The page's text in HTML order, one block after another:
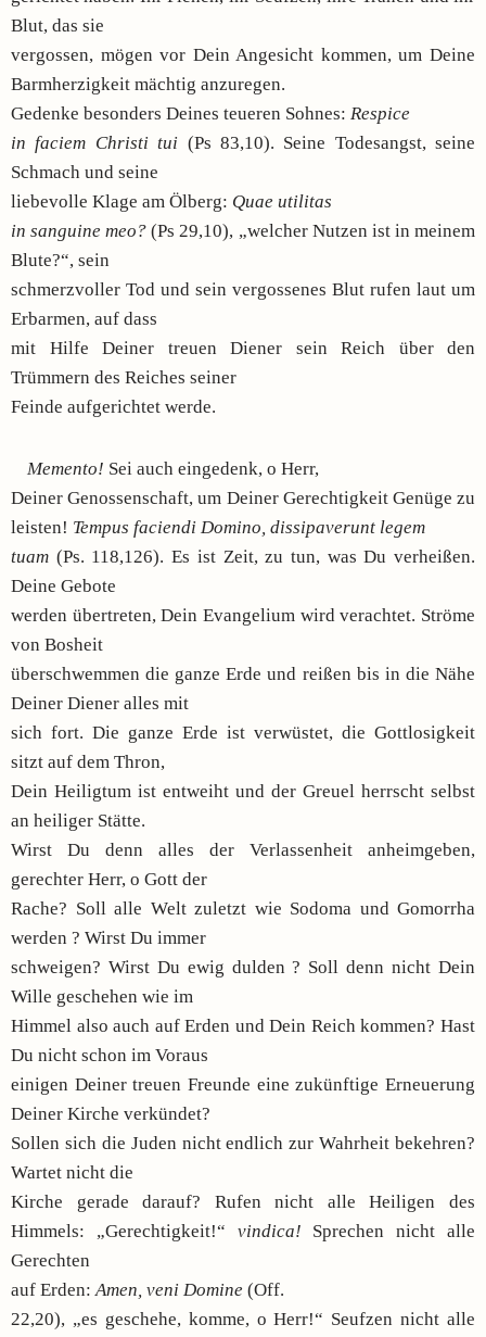
Blut, das sie
vergossen, mögen vor Dein Angesicht kommen, um Deine
Barmherzigkeit mächtig anzuregen.
Gedenke besonders Deines teueren Sohnes: Respice
in faciem Christi tui (Ps 83,10). Seine Todesangst, seine
Schmach und seine
liebevolle Klage am Ölberg: Quae utilitas
in sanguine meo? (Ps 29,10), „welcher Nutzen ist in meinem
Blute?“, sein
schmerzvoller Tod und sein vergossenes Blut rufen laut um
Erbarmen, auf dass
mit Hilfe Deiner treuen Diener sein Reich über den
Trümmern des Reiches seiner
Feinde aufgerichtet werde.
Memento! Sei auch eingedenk, o Herr,
Deiner Genossenschaft, um Deiner Gerechtigkeit Genüge zu
leisten! Tempus faciendi Domino, dissipaverunt legem
tuam (Ps. 118,126). Es ist Zeit, zu tun, was Du verheißen.
Deine Gebote
werden übertreten, Dein Evangelium wird verachtet. Ströme
von Bosheit
überschwemmen die ganze Erde und reißen bis in die Nähe
Deiner Diener alles mit
sich fort. Die ganze Erde ist verwüstet, die Gottlosigkeit
sitzt auf dem Thron,
Dein Heiligtum ist entweiht und der Greuel herrscht selbst
an heiliger Stätte.
Wirst Du denn alles der Verlassenheit anheimgeben,
gerechter Herr, o Gott der
Rache? Soll alle Welt zuletzt wie Sodoma und Gomorrha
werden ? Wirst Du immer
schweigen? Wirst Du ewig dulden ? Soll denn nicht Dein
Wille geschehen wie im
Himmel also auch auf Erden und Dein Reich kommen? Hast
Du nicht schon im Voraus
einigen Deiner treuen Freunde eine zukünftige Erneuerung
Deiner Kirche verkündet?
Sollen sich die Juden nicht endlich zur Wahrheit bekehren?
Wartet nicht die
Kirche gerade darauf? Rufen nicht alle Heiligen des
Himmels: „Gerechtigkeit!“ vindica! Sprechen nicht alle
Gerechten
auf Erden:Amen, veni Domine (Off.
22,20), „es geschehe, komme, o Herr!“ Seufzen nicht alle